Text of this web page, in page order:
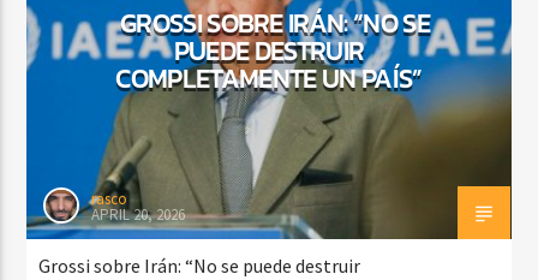
CURRENT SHOW
BACHATA Y VALLENATO
9:00 AM 11:00 AM
GROSSI SOBRE IRÁN: “NO SE
PUEDE DESTRUIR
COMPLETAMENTE UN PAÍS”
rasco
APRIL 20, 2026
Grossi sobre Irán: “No se puede destruir